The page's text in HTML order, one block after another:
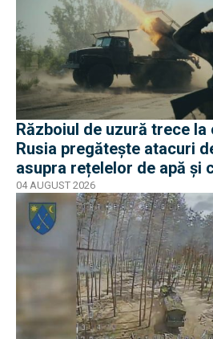
Războiul de uzură trece la
Rusia pregătește atacuri
asupra rețelelor de apă și
04 AUGUST 2026